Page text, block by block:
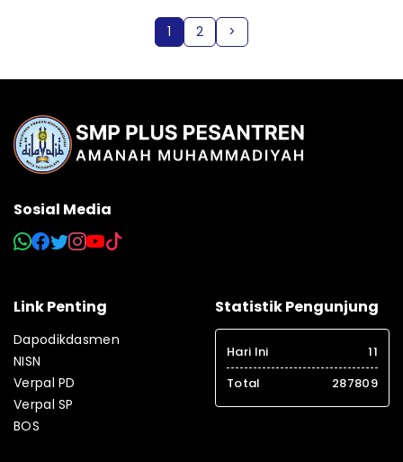
1 2 >
Sosial Media
Link Penting
Dapodikdasmen
NISN
Verpal PD
Verpal SP
BOS
Statistik Pengunjung
Hari Ini
11
Total
287809